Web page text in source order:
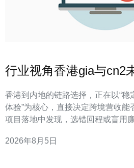
行业视角香港gia与cn2
香港到内地的链路选择，正在以“稳
体验”为核心，直接决定跨境营收能
项目落地中发现，选错回程或盲用
直接通道。本文能帮助你判断何时
2026年8月5日